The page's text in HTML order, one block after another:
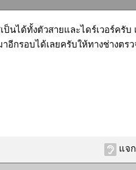
นได้ทั้งตัวสายและไดร์เวอร์ครั
อีกรอบได้เลยครับให้ทางช่างตร
แจ